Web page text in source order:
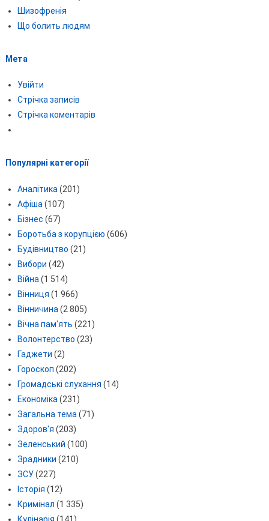
Шизофренія
Що болить людям
Мета
Увійти
Стрічка записів
Стрічка коментарів
Популярні категорії
Аналітика (201)
Афіша (107)
Бізнес (67)
Боротьба з корупцією (606)
Будівництво (21)
Вибори (42)
Війна (1 514)
Вінниця (1 966)
Вінничина (2 805)
Вічна пам'ять (221)
Волонтерство (23)
Гаджети (2)
Гороскоп (202)
Громадські слухання (14)
Економіка (231)
Загальна тема (71)
Здоров'я (203)
Зеленський (100)
Зрадники (210)
ЗСУ(227)
Історія (12)
Кримінал (1 335)